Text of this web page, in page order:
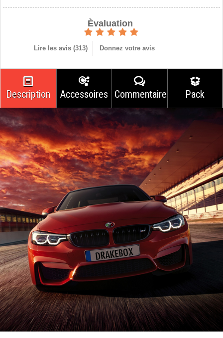
Èvaluation
Lire les avis (313) Donnez votre avis
Description Accessoires Commentaires Pack